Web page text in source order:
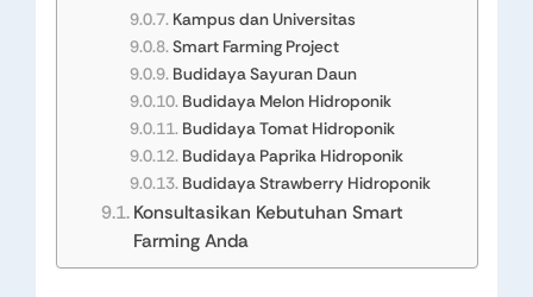
Kampus dan Universitas
Smart Farming Project
Budidaya Sayuran Daun
Budidaya Melon Hidroponik
Budidaya Tomat Hidroponik
Budidaya Paprika Hidroponik
Budidaya Strawberry Hidroponik
Konsultasikan Kebutuhan Smart
Farming Anda